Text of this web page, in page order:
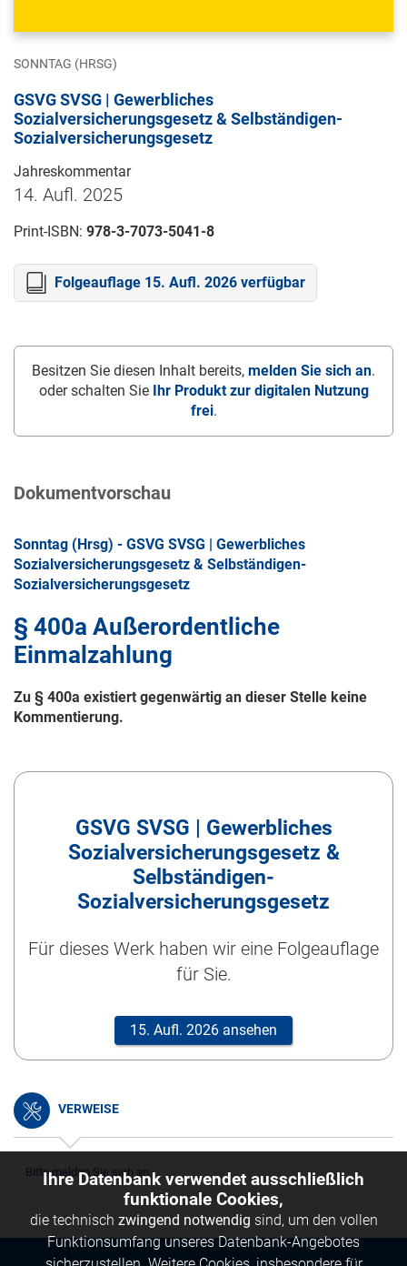
SONNTAG (HRSG)
GSVG SVSG | Gewerbliches
Sozialversicherungsgesetz & Selbständigen-
Sozialversicherungsgesetz
Jahreskommentar
14. Aufl. 2025
Print-ISBN: 978-3-7073-5041-8
Folgeauflage 15. Aufl. 2026 verfügbar
Besitzen Sie diesen Inhalt bereits, melden Sie sich an.
oder schalten Sie
Ihr Produkt zur digitalen Nutzung
frei.
Dokumentvorschau
Sonntag (Hrsg) - GSVG SVSG | Gewerbliches
Sozialversicherungsgesetz & Selbständigen-
Sozialversicherungsgesetz
§ 400a Außerordentliche
Einmalzahlung
Zu § 400a existiert gegenwärtig an dieser Stelle keine
Kommentierung.
GSVG SVSG | Gewerbliches
Sozialversicherungsgesetz &
Selbständigen-
Sozialversicherungsgesetz
Für dieses Werk haben wir eine Folgeauflage
für Sie.
15. Aufl. 2026 ansehen
VERWEISE
Bitte melden Sie sich an.
Ihre Datenbank verwendet ausschließlich
funktionale Cookies,
die technisch zwingend notwendig sind, um den vollen
Funktionsumfang unseres Datenbank-Angebotes